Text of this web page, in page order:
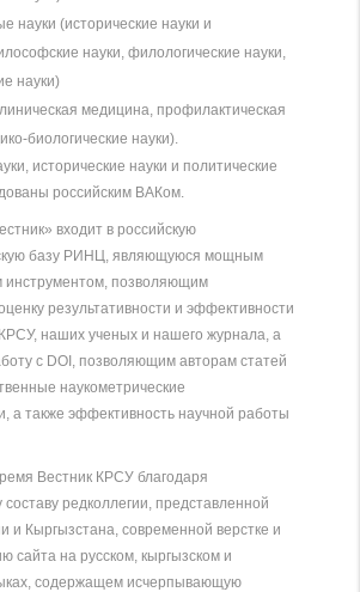
науки (исторические науки и
науки, филологические науки,
науки)
медицина, профилактическая
биологические науки).
исторические науки и политические
российским ВАКом.
входит в российскую
базу РИНЦ, являющуюся мощным
инструментом, позволяющим
результативности и эффективности
наших ученых и нашего журнала, а
с DOI, позволяющим авторам статей
наукометрические
а также эффективность научной работы
Вестник КРСУ благодаря
редколлегии, представленной
и Кыргызстана, современной верстке и
сайта на русском, кыргызском и
содержащем исчерпывающую